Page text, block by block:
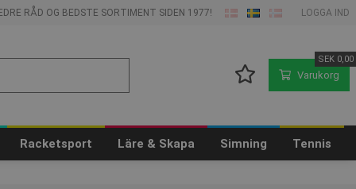
RÅD OG BEDSTE SORTIMENT SIDEN 1977! LOGGA IND
Varukorg
SEK0,00
Racketsport Läre & Skapa Simning Tennis